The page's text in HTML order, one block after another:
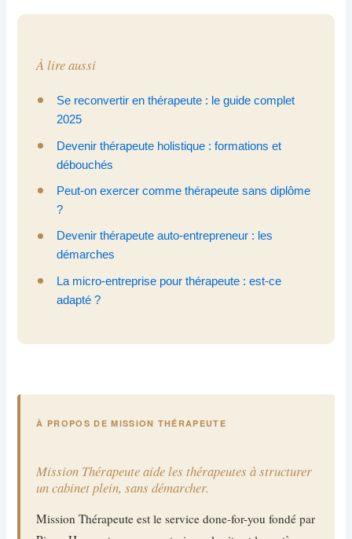
À lire aussi
Se reconvertir en thérapeute : le guide complet
2025
Devenir thérapeute holistique : formations et
débouchés
Peut-on exercer comme thérapeute sans diplôme
?
Devenir thérapeute auto-entrepreneur : les
démarches
La micro-entreprise pour thérapeute : est-ce
adapté ?
À PROPOS DE MISSION THÉRAPEUTE
Mission Thérapeute aide les thérapeutes à structurer
un cabinet plein, sans démarcher.
Mission Thérapeute est le service done-for-you fondé par